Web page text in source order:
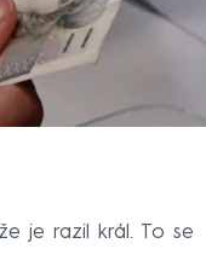
je razil král. To se